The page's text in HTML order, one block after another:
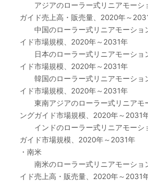
アジアのローラー式リニアモーシ
ガイド売上高・販売量、2020年～
中国のローラー式リニアモーショ
イド市場規模、2020年～2031年
日本のローラー式リニアモーショ
イド市場規模、2020年～2031年
韓国のローラー式リニアモーショ
イド市場規模、2020年～2031年
東南アジアのローラー式リニアモ
ングガイド市場規模、2020年～2031
インドのローラー式リニアモーシ
ガイド市場規模、2020年～2031年
・南米
南米のローラー式リニアモーショ
イド売上高・販売量、2020年～2031